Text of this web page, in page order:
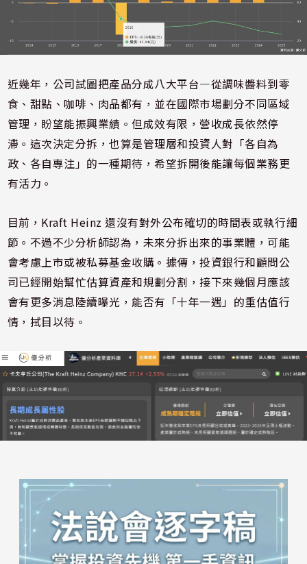
近幾年，公司試圖把產品分成八大平台—從調味醬料到零
食、甜點、咖啡、肉品都有，並在國際市場劃分不同區域
管理，盼望能振興業績。但成效有限，營收成長依然停
滯。這次決定分拆，也算是管理層和投資人對「各自為
政、各自專注」的一種期待，希望拆開後能讓每個業務更
有活力。
目前，Kraft Heinz 還沒有對外公布確切的時間表或執行細
節。不過不少分析師認為，未來分拆出來的事業體，可能
會考慮上市或被私募基金收購。據傳，投資銀行和顧問公
司已經開始幫忙估算資產和規劃分割，接下來幾個月應該
會有更多消息陸續曝光，能否有「十年一遇」的重估值行
情，拭目以待。